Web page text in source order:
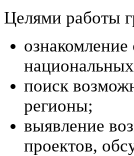
Целями работы
поиск
регионы;
выявление
проектов,